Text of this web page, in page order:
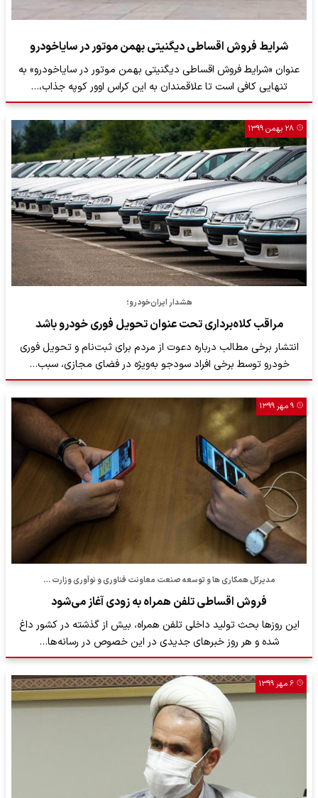
شرایط فروش اقساطی دیگنیتی بهمن موتور در سایاخودرو
عنوان «شرایط فروش اقساطی دیگنیتی بهمن موتور در سایاخودرو» به
تنهایی کافی است تا علاقمندان به این کراس اوور کوپه جذاب،…
۲۸ بهمن ۱۳۹۹
هشدار ایران‌خودرو؛
مراقب کلاه‌برداری تحت عنوان تحویل فوری خودرو باشد
انتشار برخی مطالب درباره دعوت از مردم برای ثبت‌نام و تحویل فوری
خودرو توسط برخی افراد سودجو به‌ویژه در فضای مجازی، سبب…
۹ مهر ۱۳۹۹
مدیرکل همکاری ها و توسعه صنعت معاونت فناوری و نوآوری وزارت …
فروش اقساطی تلفن همراه به زودی آغاز می‌شود
این روزها بحث تولید داخلی تلفن همراه، بیش از گذشته در کشور داغ
شده و هر روز خبرهای جدیدی در این خصوص در رسانه‌ها…
۶ مهر ۱۳۹۹